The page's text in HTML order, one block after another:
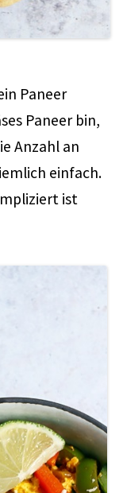
Paneer
Paneer bin,
Anzahl an
einfach.
ist